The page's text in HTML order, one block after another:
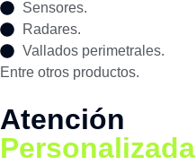
Sensores.
Radares.
Vallados perimetrales.
Entre otros productos.
Atención
Personalizada